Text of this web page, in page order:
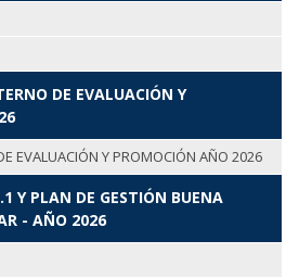
DE EVALUACIÓN Y
EVALUACIÓN Y PROMOCIÓN AÑO 2026
Y PLAN DE GESTIÓN BUENA
- AÑO 2026